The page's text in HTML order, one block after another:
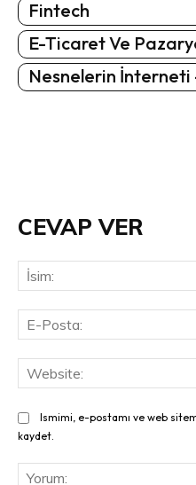
Fintech
E-Ticaret Ve
Nesnelerin İnterneti
CEVAP VER
Ismimi, e-postamı ve web
kaydet.